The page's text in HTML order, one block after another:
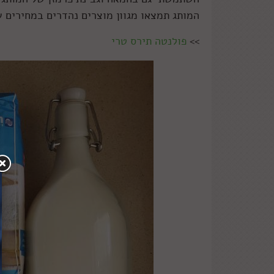
המותג תמצאו מגוון מוצרים נהדרים במחירים
>> פולנטה תירס טרי